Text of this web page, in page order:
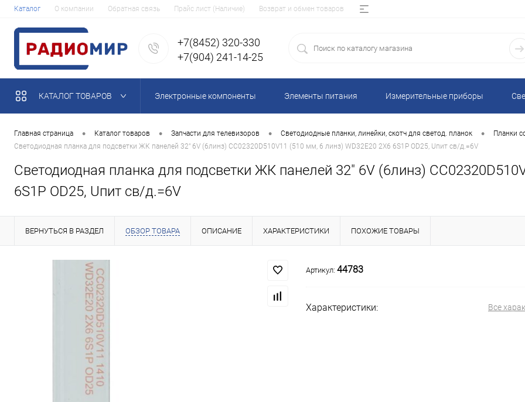
Каталог О компании Обратная связь Прайс лист (Наличие) Возврат и обмен товаров
+7(8452) 320-330
+7(904) 241-14-25
КАТАЛОГ ТОВАРОВ Электронные компоненты Элементы питания Измерительные приборы
Главная страница • Каталог товаров • Запчасти для телевизоров • Светодиодные планки, линейки, скотч для светод. планок • Планки
Светодиодная планка для подсветки ЖК панелей 32" 6V (6линз) CC02320D510V11 (510 мм, 6 линз) WD32E20 2Х6 6S1P OD25, Uпит св/д.=6V
Светодиодная планка для подсветки ЖК панелей 32" 6V (6линз)
6S1P OD25, Uпит св/д.=6V
ВЕРНУТЬСЯ В РАЗДЕЛ ОБЗОР ТОВАРА ОПИСАНИЕ ХАРАКТЕРИСТИКИ ПОХОЖИЕ ТОВАРЫ
Артикул: 44783
Характеристики: Все